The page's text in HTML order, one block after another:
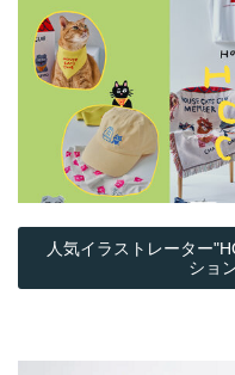
人気イラストレーター
ショ